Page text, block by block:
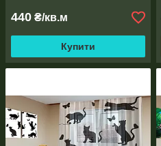
440 ₴/кв.м
Купити